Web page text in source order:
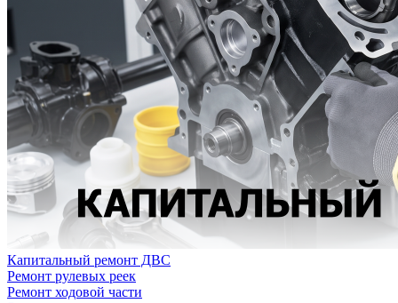
Капитальный ремонт ДВС
Ремонт рулевых реек
Ремонт ходовой части